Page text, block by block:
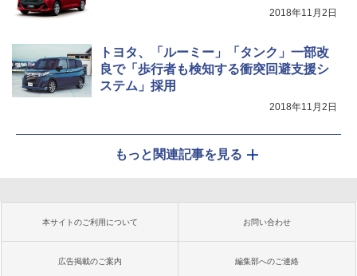
2018年11月2日
トヨタ、「ルーミー」「タンク」一部改
良で「歩行者も検知する衝突回避支援シ
ステム」採用
2018年11月2日
もっと関連記事を見る
本サイトのご利用について お問い合わせ
広告掲載のご案内 編集部へのご連絡